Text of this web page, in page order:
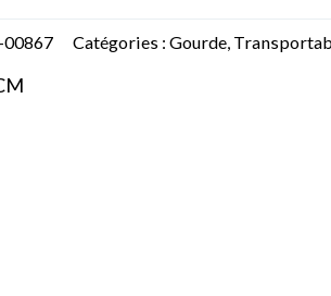
00867 Catégories :Gourde,